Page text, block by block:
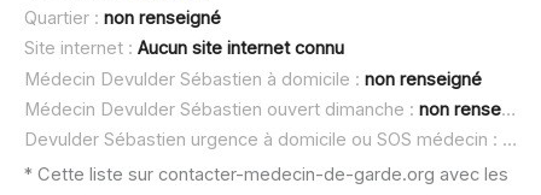
Quartier : non renseigné
Site internet : Aucun site internet connu
Médecin Devulder Sébastien à domicile : non renseigné
Médecin Devulder Sébastien ouvert dimanche : non renseigné
Devulder Sébastien urgence à domicile ou SOS médecin :
non
* Cette liste sur contacter-medecin-de-garde.org avec les